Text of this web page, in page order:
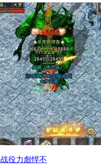
役力彪悍不